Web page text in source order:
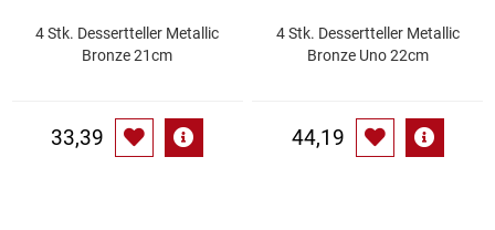
Spirituosen
4 Stk. Dessertteller Metallic
Bronze 21cm
33,39
4 Stk. Dessertteller Metallic
Bronze Uno 22cm
44,19